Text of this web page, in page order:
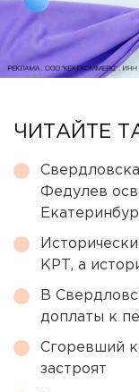
ЧИТАЙТЕ
Федулев
КРТ, а
В
доплаты к
Сгоревший
застроят